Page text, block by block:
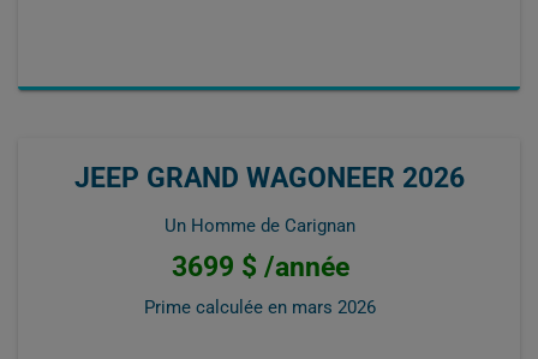
JEEP GRAND WAGONEER 2026
Un Homme de Carignan
3699 $ /année
Prime calculée en mars 2026